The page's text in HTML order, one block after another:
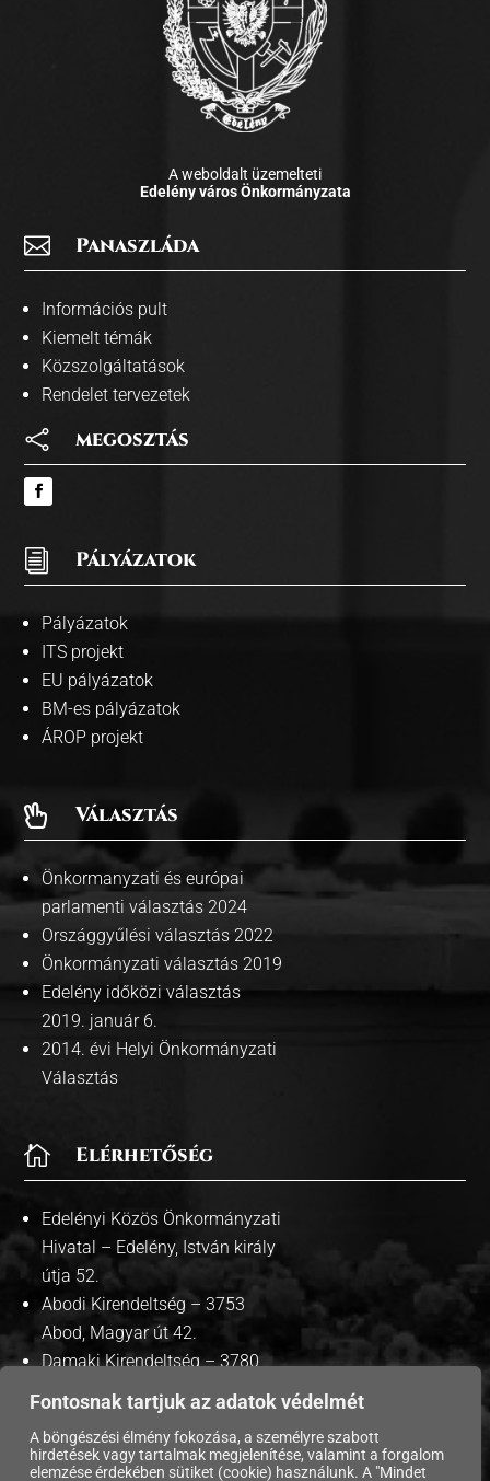
Fontosnak tartjuk az adatok védelmét
A böngészési élmény fokozása, a személyre szabott
hirdetések vagy tartalmak megjelenítése, valamint a forgalom
elemzése érdekében sütiket (cookie) használunk. A "Mindet
A weboldalt üzemelteti
Edelény város Önkormányzata
 Panaszláda
Információs pult
Kiemelt témák
Közszolgáltatások
Rendelet tervezetek
 megosztás
i Pályázatok
Pályázatok
ITS projekt
EU pályázatok
BM-es pályázatok
ÁROP projekt
 Választás
Önkormanyzati és európai
parlamenti választás 2024
Országgyűlési választás 2022
Önkormányzati választás 2019
Edelény időközi választás
2019. január 6.
2014. évi Helyi Önkormányzati
Választás
 Elérhetőség
Edelényi Közös Önkormányzati
Hivatal – Edelény, István király
útja 52.
Abodi Kirendeltség – 3753
Abod, Magyar út 42.
Damaki Kirendeltség – 3780
Damak, Szabadság út 35.